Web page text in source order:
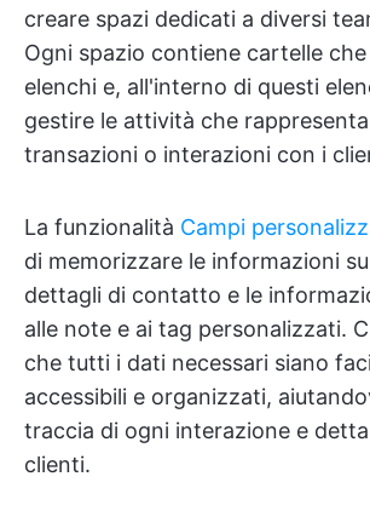
creare spazi dedicati a diversi
Ogni spazio contiene cartelle
elenchi e, all'interno di questi
gestire le attività che
transazioni o interazioni con i
La funzionalità Campi
di memorizzare le informazioni
dettagli di contatto e le
alle note e ai tag personalizzati.
che tutti i dati necessari siano
accessibili e organizzati,
traccia di ogni interazione e
clienti.